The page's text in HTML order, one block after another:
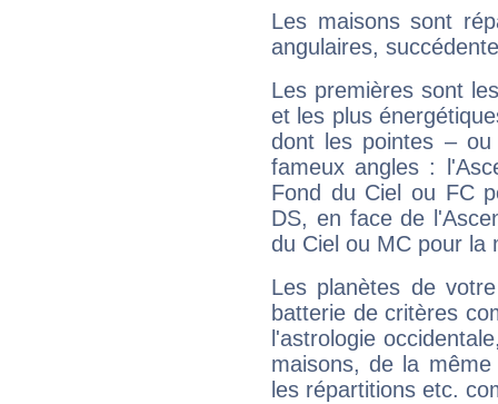
Les maisons sont
angulaires,
Les premières sont
et les plus
dont les pointes –
fameux angles :
Fond du Ciel ou FC
DS, en face de
du Ciel ou MC pour la
Les planètes de
batterie de critères
l'astrologie
maisons, de la
les répartitions etc.